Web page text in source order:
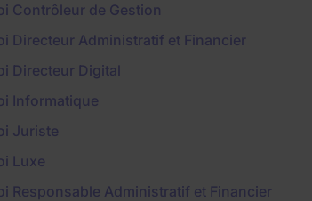
Contrôleur de Gestion
Directeur Administratif et Financier
Directeur Digital
Informatique
Juriste
Luxe
Responsable Administratif et Financier